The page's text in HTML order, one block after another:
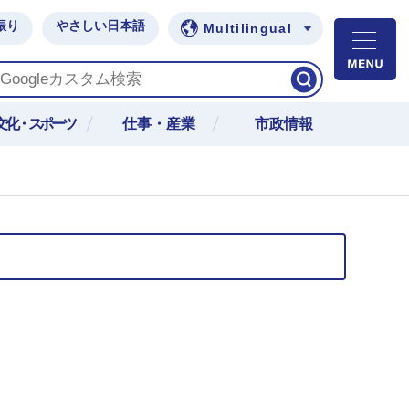
り やさしい日本語 Multilingual
化・スポーツ 仕事・産業 市政情報